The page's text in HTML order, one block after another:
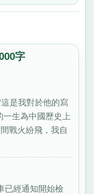
字
是我對於他的寫
生為中國歷史上
戰火紛飛，我自
已經通知開始檢